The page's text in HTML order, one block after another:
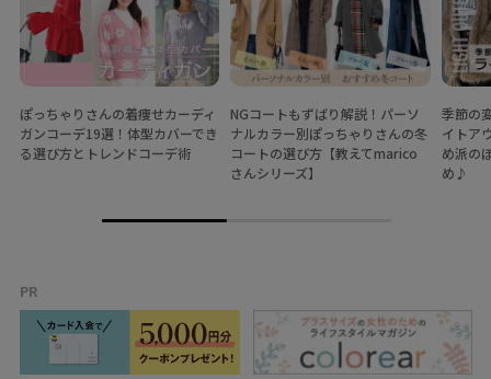
ぽっちゃりさんの着痩せカーディ
ガンコーデ19選！体型カバーでき
る選び方とトレンドコーデ術
NGコートもずばり解説！パーソ
ナルカラー別ぽっちゃりさんの冬
コートの選び方【教えてmarico
さんシリーズ】
季節の
イトア
め派の
め♪
PR